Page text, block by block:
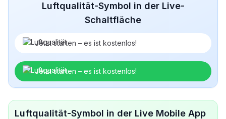
Luftqualität-Symbol in der Live-
Schaltfläche
Jetzt starten – es ist kostenlos!
Jetzt starten – es ist kostenlos!
Luftqualität-Symbol in der Live Mobile App